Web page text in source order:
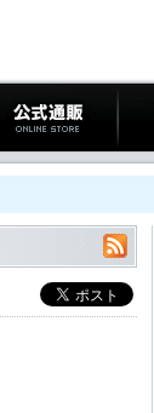
通販 サポ